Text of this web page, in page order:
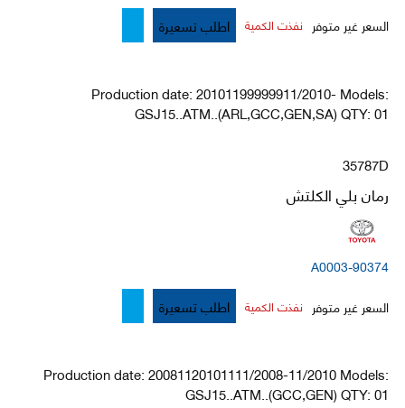
السعر غير متوفر نفذت الكمية اطلب تسعيرة
Production date: 20101199999911/2010- Models:
GSJ15..ATM..(ARL,GCC,GEN,SA) QTY: 01
35787D
رمان بلي الكلتش
90374-A0003
السعر غير متوفر نفذت الكمية اطلب تسعيرة
Production date: 20081120101111/2008-11/2010 Models:
GSJ15..ATM..(GCC,GEN) QTY: 01